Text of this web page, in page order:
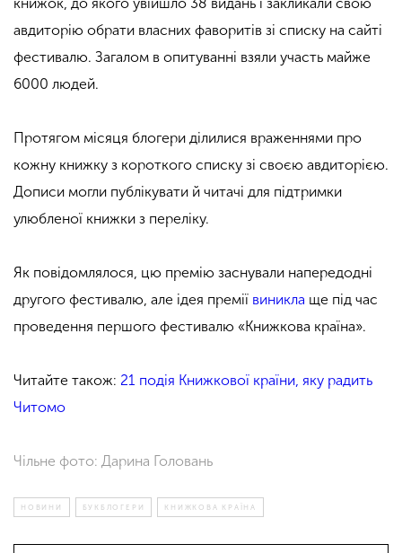
авдиторію обрати власних фаворитів зі списку на сайті
фестивалю. Загалом в опитуванні взяли участь майже
6000 людей.
Протягом місяця блогери ділилися враженнями про
кожну книжку з короткого списку зі своєю авдиторією.
Дописи могли публікувати й читачі для підтримки
улюбленої книжки з переліку.
Як повідомлялося, цю премію заснували напередодні
другого фестивалю, але ідея премії виникла ще під час
проведення першого фестивалю «Книжкова країна».
Читайте також: 21 подія Книжкової країни, яку радить
Читомо
Чільне фото: Дарина Головань
НОВИНИ БУКБЛОГЕРИ КНИЖКОВА КРАЇНА